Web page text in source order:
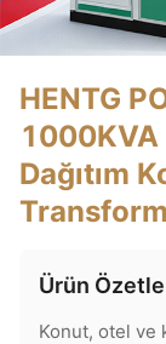
HENTG
Dağıtım
Ürün
Konut, otel ve